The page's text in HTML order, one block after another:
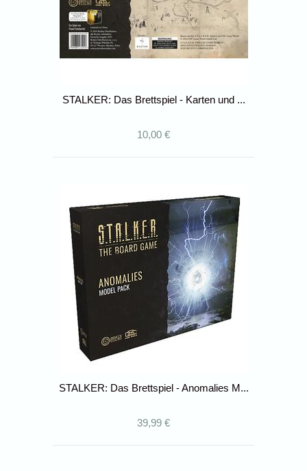
STALKER: Das Brettspiel - Karten und ...
10,00 €
STALKER: Das Brettspiel - Anomalies M...
39,99 €